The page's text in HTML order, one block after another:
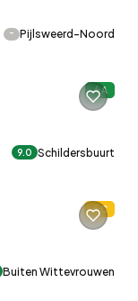
- Pijlsweerd-Noord
A
9.0 Schildersbuurt
C
Buiten Wittevrouwen